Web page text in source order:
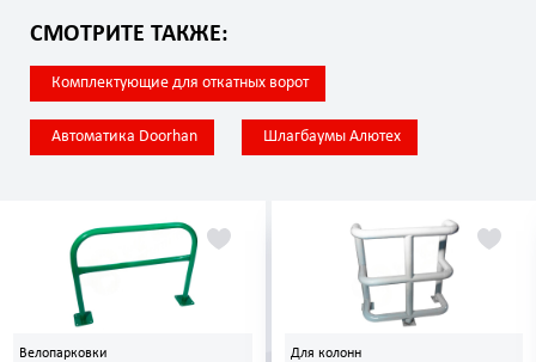
СМОТРИТЕ ТАКЖЕ:
Комплектующие для откатных ворот
Автоматика Doorhan Шлагбаумы Алютех
Велопарковки Для колонн